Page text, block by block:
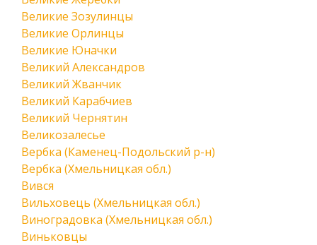
Великие Зозулинцы
Великие Орлинцы
Великие Юначки
Великий Александров
Великий Жванчик
Великий Карабчиев
Великий Чернятин
Великозалесье
Вербка (Каменец-Подольский р-н)
Вербка (Хмельницкая обл.)
Вився
Вильховець (Хмельницкая обл.)
Виноградовка (Хмельницкая обл.)
Виньковцы